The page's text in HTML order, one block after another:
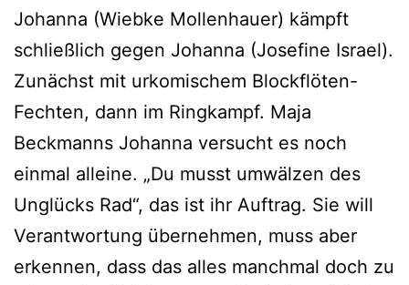
Johanna (Wiebke Mollenhauer) kämpft
schließlich gegen Johanna (Josefine Israel).
Zunächst mit urkomischem Blockflöten-
Fechten, dann im Ringkampf. Maja
Beckmanns Johanna versucht es noch
einmal alleine. „Du musst umwälzen des
Unglücks Rad“, das ist ihr Auftrag. Sie will
Verantwortung übernehmen, muss aber
erkennen, dass das alles manchmal doch zu